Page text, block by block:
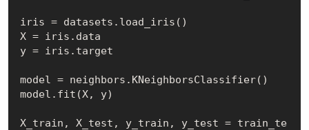
iris = datasets.load_iris()
X = iris.data
y = iris.target
model = neighbors.KNeighborsClassifier()
model.fit(X, y)
X_train, X_test, y_train, y_test = train_te